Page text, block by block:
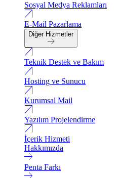
Sosyal Medya Reklamları
E-Mail Pazarlama
Diğer Hizmetler
Teknik Destek ve Bakım
Hosting ve Sunucu
Kurumsal Mail
Yazılım Projelendirme
İçerik Hizmeti
Hakkımızda
Penta Farkı